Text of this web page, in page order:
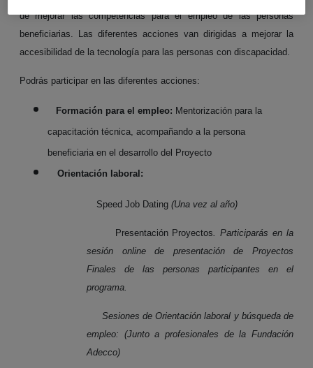
de mejorar las competencias para el empleo de las personas
beneficiarias. Las diferentes acciones van dirigidas a mejorar la
accesibilidad de la tecnología para las personas con discapacidad.
Podrás participar en las diferentes acciones:
Formación para el empleo: Mentorización para la
capacitación técnica, acompañando a la persona
beneficiaria en el desarrollo del Proyecto
Orientación laboral:
Speed Job Dating (Una vez al año)
Presentación Proyectos. Participarás en la
sesión online de presentación de Proyectos
Finales de las personas participantes en el
programa.
Sesiones de Orientación laboral y búsqueda de
empleo: (Junto a profesionales de la Fundación
Adecco)